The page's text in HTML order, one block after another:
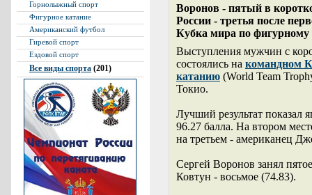
Горнолыжный спорт
Фигурное катание
Американский футбол
Гиревой спорт
Ездовой спорт
Все виды спорта (201)
Воронов - пятый в
России - третья после
Кубка мира по
Выступления мужчин с
состоялись на командном
катанию (World Team
Токио.
Лучший результат
96.27 балла. На втором
на третьем - американец
Сергей Воронов занял
Ковтун - восьмое (74.83).